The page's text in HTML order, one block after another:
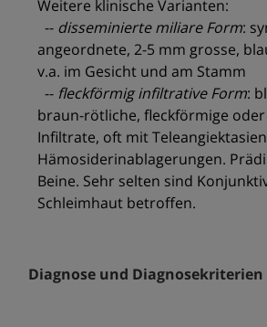
Weitere klinische Varianten:
-- disseminierte miliare Form:
angeordnete, 2-5 mm grosse,
v.a. im Gesicht und am Stamm
-- fleckförmig infiltrative Form:
braun-rötliche, fleckförmige
Infiltrate, oft mit
Hämosiderinablagerungen.
Beine. Sehr selten sind
Schleimhaut betroffen.
Diagnose und Diagnosekriterien